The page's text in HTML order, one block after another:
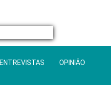
ENTREVISTAS OPINIÃO